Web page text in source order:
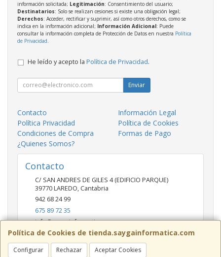
Política de Cookies de tienda.saygainformatica.com
Configurar Rechazar Aceptar Cookies
información solicitada; Legitimación: Consentimiento del usuario;
Destinatarios: Solo se realizan cesiones si existe una obligación legal;
Derechos: Acceder, rectificar y suprimir, así como otros derechos, como se
indica en la información adicional; Información Adicional: Puede
consultar la información completa de Protección de Datos en nuestra Política
de Privacidad
He leído y acepto la Política de Privacidad.
Enviar
Contacto
Información Legal
Política Privacidad
Política de Cookies
Condiciones de Compra
Formas de Pago
¿Quienes Somos?
Contacto
C/ SAN ANDRES DE GILES 4 (EDIFICIO PARQUE)
39770LAREDO, Cantabria
942 68 24 99
675 89 72 35
info@saygainformatica.com
Horario